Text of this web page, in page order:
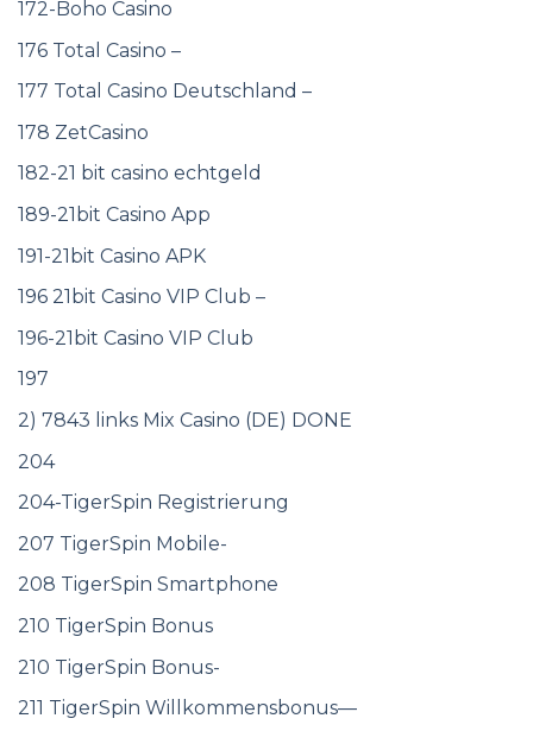
172-Boho Casino
176 Total Casino –
177 Total Casino Deutschland –
178 ZetCasino
182-21 bit casino echtgeld
189-21bit Casino App
191-21bit Casino APK
196 21bit Casino VIP Club –
196-21bit Casino VIP Club
197
2) 7843 links Mix Casino (DE) DONE
204
204-TigerSpin Registrierung
207 TigerSpin Mobile-
208 TigerSpin Smartphone
210 TigerSpin Bonus
210 TigerSpin Bonus-
211 TigerSpin Willkommensbonus—